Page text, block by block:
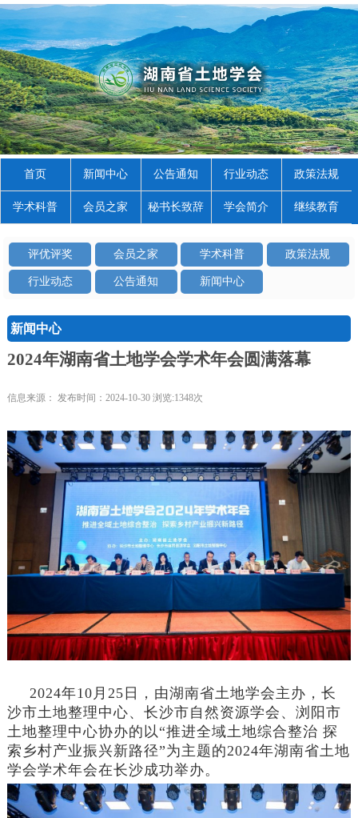
首页 新闻中心 公告通知 行业动态 政策法规
学术科普 会员之家 秘书长致辞 学会简介 继续教育
评优评奖 会员之家 学术科普 政策法规
行业动态 公告通知 新闻中心
新闻中心
2024年湖南省土地学会学术年会圆满落幕
信息来源： 发布时间：2024-10-30 浏览:1348次
2024年10月25日，由湖南省土地学会主办，长
沙市土地整理中心、长沙市自然资源学会、浏阳市
土地整理中心协办的以“推进全域土地综合整治 探
索乡村产业振兴新路径”为主题的2024年湖南省土地
学会学术年会在长沙成功举办。